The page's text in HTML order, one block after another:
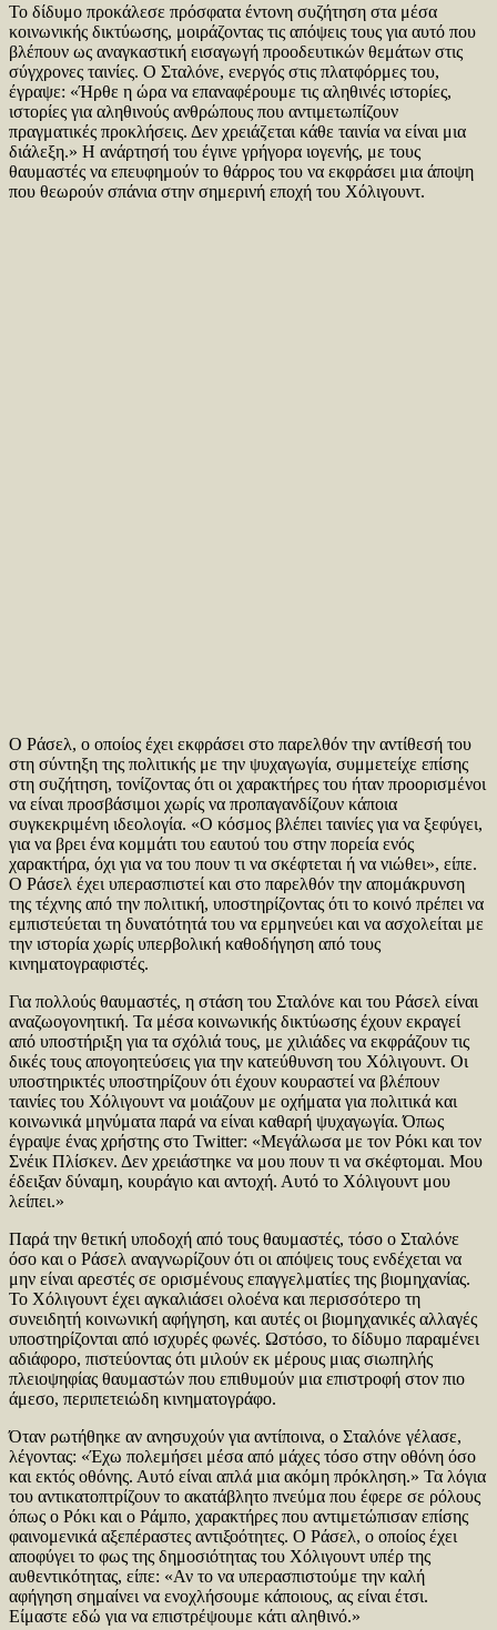
Το δίδυμο προκάλεσε πρόσφατα έντονη συζήτηση στα μέσα
κοινωνικής δικτύωσης, μοιράζοντας τις απόψεις τους για αυτό που
βλέπουν ως αναγκαστική εισαγωγή προοδευτικών θεμάτων στις
σύγχρονες ταινίες. Ο Σταλόνε, ενεργός στις πλατφόρμες του,
έγραψε: «Ήρθε η ώρα να επαναφέρουμε τις αληθινές ιστορίες,
ιστορίες για αληθινούς ανθρώπους που αντιμετωπίζουν
πραγματικές προκλήσεις. Δεν χρειάζεται κάθε ταινία να είναι μια
διάλεξη.» Η ανάρτησή του έγινε γρήγορα ιογενής, με τους
θαυμαστές να επευφημούν το θάρρος του να εκφράσει μια άποψη
που θεωρούν σπάνια στην σημερινή εποχή του Χόλιγουντ.
Ο Ράσελ, ο οποίος έχει εκφράσει στο παρελθόν την αντίθεσή του
στη σύντηξη της πολιτικής με την ψυχαγωγία, συμμετείχε επίσης
στη συζήτηση, τονίζοντας ότι οι χαρακτήρες του ήταν προορισμένοι
να είναι προσβάσιμοι χωρίς να προπαγανδίζουν κάποια
συγκεκριμένη ιδεολογία. «Ο κόσμος βλέπει ταινίες για να ξεφύγει,
για να βρει ένα κομμάτι του εαυτού του στην πορεία ενός
χαρακτήρα, όχι για να του πουν τι να σκέφτεται ή να νιώθει», είπε.
Ο Ράσελ έχει υπερασπιστεί και στο παρελθόν την απομάκρυνση
της τέχνης από την πολιτική, υποστηρίζοντας ότι το κοινό πρέπει να
εμπιστεύεται τη δυνατότητά του να ερμηνεύει και να ασχολείται με
την ιστορία χωρίς υπερβολική καθοδήγηση από τους
κινηματογραφιστές.
Για πολλούς θαυμαστές, η στάση του Σταλόνε και του Ράσελ είναι
αναζωογονητική. Τα μέσα κοινωνικής δικτύωσης έχουν εκραγεί
από υποστήριξη για τα σχόλιά τους, με χιλιάδες να εκφράζουν τις
δικές τους απογοητεύσεις για την κατεύθυνση του Χόλιγουντ. Οι
υποστηρικτές υποστηρίζουν ότι έχουν κουραστεί να βλέπουν
ταινίες του Χόλιγουντ να μοιάζουν με οχήματα για πολιτικά και
κοινωνικά μηνύματα παρά να είναι καθαρή ψυχαγωγία. Όπως
έγραψε ένας χρήστης στο Twitter: «Μεγάλωσα με τον Ρόκι και τον
Σνέικ Πλίσκεν. Δεν χρειάστηκε να μου πουν τι να σκέφτομαι. Μου
έδειξαν δύναμη, κουράγιο και αντοχή. Αυτό το Χόλιγουντ μου
λείπει.»
Παρά την θετική υποδοχή από τους θαυμαστές, τόσο ο Σταλόνε
όσο και ο Ράσελ αναγνωρίζουν ότι οι απόψεις τους ενδέχεται να
μην είναι αρεστές σε ορισμένους επαγγελματίες της βιομηχανίας.
Το Χόλιγουντ έχει αγκαλιάσει ολοένα και περισσότερο τη
συνειδητή κοινωνική αφήγηση, και αυτές οι βιομηχανικές αλλαγές
υποστηρίζονται από ισχυρές φωνές. Ωστόσο, το δίδυμο παραμένει
αδιάφορο, πιστεύοντας ότι μιλούν εκ μέρους μιας σιωπηλής
πλειοψηφίας θαυμαστών που επιθυμούν μια επιστροφή στον πιο
άμεσο, περιπετειώδη κινηματογράφο.
Όταν ρωτήθηκε αν ανησυχούν για αντίποινα, ο Σταλόνε γέλασε,
λέγοντας: «Έχω πολεμήσει μέσα από μάχες τόσο στην οθόνη όσο
και εκτός οθόνης. Αυτό είναι απλά μια ακόμη πρόκληση.» Τα λόγια
του αντικατοπτρίζουν το ακατάβλητο πνεύμα που έφερε σε ρόλους
όπως ο Ρόκι και ο Ράμπο, χαρακτήρες που αντιμετώπισαν επίσης
φαινομενικά αξεπέραστες αντιξοότητες. Ο Ράσελ, ο οποίος έχει
αποφύγει το φως της δημοσιότητας του Χόλιγουντ υπέρ της
αυθεντικότητας, είπε: «Αν το να υπερασπιστούμε την καλή
αφήγηση σημαίνει να ενοχλήσουμε κάποιους, ας είναι έτσι.
Είμαστε εδώ για να επιστρέψουμε κάτι αληθινό.»